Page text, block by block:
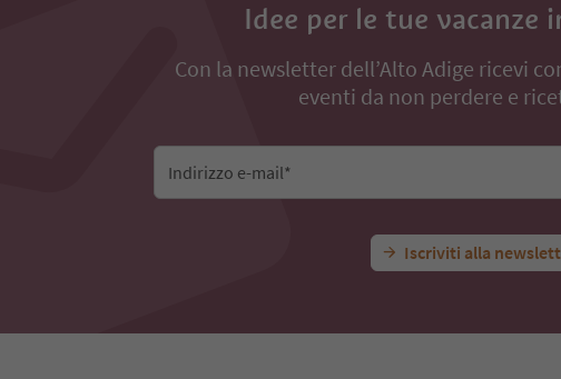
Idee per le tue vacanze
Con la newsletter dell’Alto Adige ricevi
eventi da non perdere e
Indirizzo e-mail*
Iscriviti alla